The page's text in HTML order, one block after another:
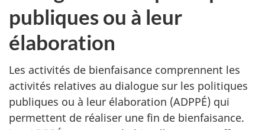
publiques ou à leur
élaboration
Les activités de bienfaisance comprennent les
activités relatives au dialogue sur les politiques
publiques ou à leur élaboration (ADPPÉ) qui
permettent de réaliser une fin de bienfaisance.